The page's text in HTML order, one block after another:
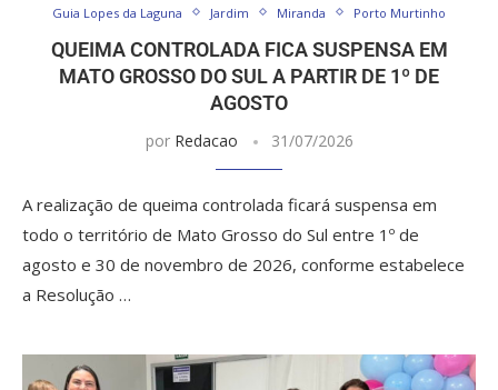
Guia Lopes da Laguna
Jardim Miranda Porto Murtinho
QUEIMA CONTROLADA FICA SUSPENSA EM
MATO GROSSO DO SUL A PARTIR DE 1º DE
AGOSTO
por Redacao 31/07/2026
A realização de queima controlada ficará suspensa em
todo o território de Mato Grosso do Sul entre 1º de
agosto e 30 de novembro de 2026, conforme estabelece
a Resolução …